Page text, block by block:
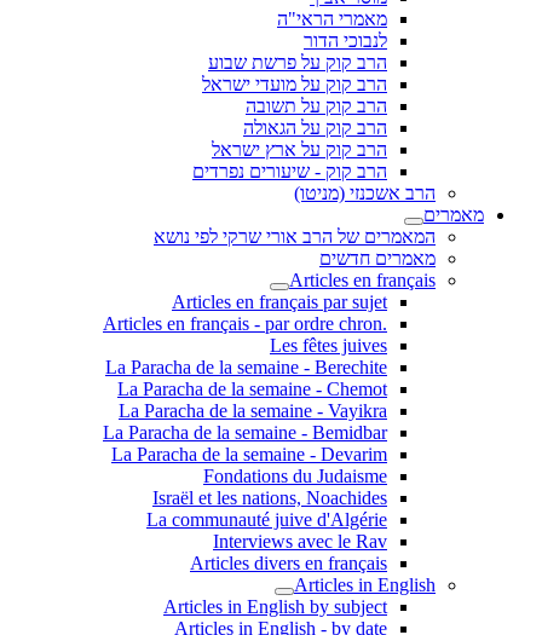
מאמרי הראי"ה
לנבוכי הדור
הרב קוק על פרשת שבוע
הרב קוק על מועדי ישראל
הרב קוק על תשובה
הרב קוק על הגאולה
הרב קוק על ארץ ישראל
הרב קוק - שיעורים נפרדים
הרב אשכנזי (מניטו)
מאמרים
המאמרים של הרב אורי שרקי לפי נושא
מאמרים חדשים
Articles en français
Articles en français par sujet
.Articles en français - par ordre chron
Les fêtes juives
La Paracha de la semaine - Berechite
La Paracha de la semaine - Chemot
La Paracha de la semaine - Vayikra
La Paracha de la semaine - Bemidbar
La Paracha de la semaine - Devarim
Fondations du Judaisme
Israël et les nations, Noachides
La communauté juive d'Algérie
Interviews avec le Rav
Articles divers en français
Articles in English
Articles in English by subject
Articles in English - by date